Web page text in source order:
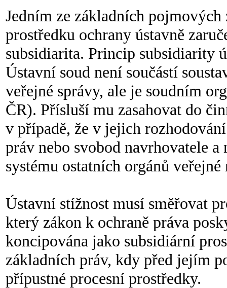
Jedním ze základních
prostředku ochrany ústavně
subsidiarita. Princip subsidiarity
Ústavní soud není součástí
veřejné správy, ale je soudním
ČR). Přísluší mu zasahovat do
v případě, že v jejich
práv nebo svobod navrhovatele
systému ostatních orgánů
Ústavní stížnost musí směřovat
který zákon k ochraně práva
koncipována jako subsidiární
základních práv, kdy před jejím
přípustné procesní prostředky.